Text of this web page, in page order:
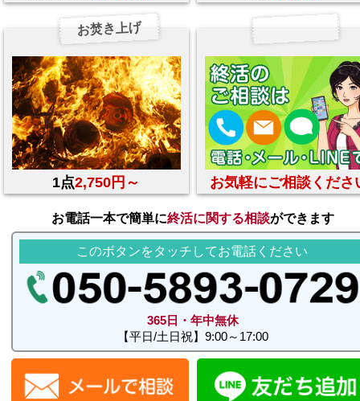
お焚き上げ
1点2,750円～ お気軽にご相談くださ
お電話一本で簡単に終活に関する相談ができます
このボタンをタッチしてお電話ください
365日・年中無休
【平日/土日祝】9:00～17:00